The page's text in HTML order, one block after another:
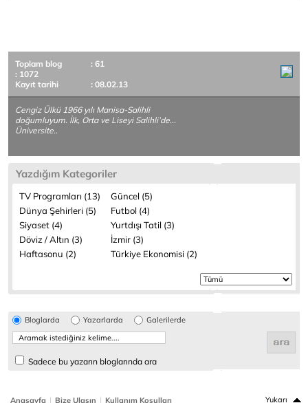
Toplam blog
: 61
: 1072
Kayıt tarihi
: 08.02.13
Cengiz Ülkü 1966 yılı Manisa-Salihli
doğumluyum. İlk, Orta ve Liseyi Salihli’de...
Üniversite..
Yazdığım Kategoriler
TV Programları (13)
Güncel (5)
Dünya Şehirleri (5)
Futbol (4)
Siyaset (4)
Yurtdışı Tatil (3)
Döviz / Altın (3)
İzmir (3)
Haftasonu (2)
Türkiye Ekonomisi (2)
Bloglarda Yazarlarda Galerilerde
Sadece bu yazarın bloglarında ara
Anasayfa | Bize Ulaşın | Kullanım Koşulları Yukarı